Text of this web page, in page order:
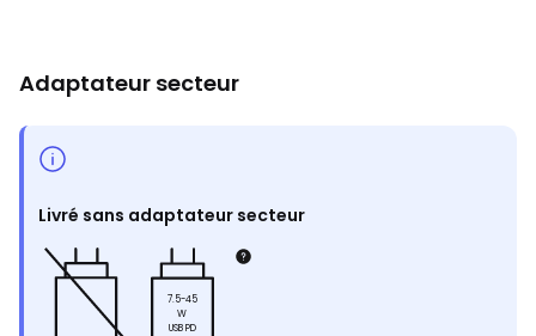
Adaptateur secteur
Livré sans adaptateur secteur
7.5-45
W
USB PD